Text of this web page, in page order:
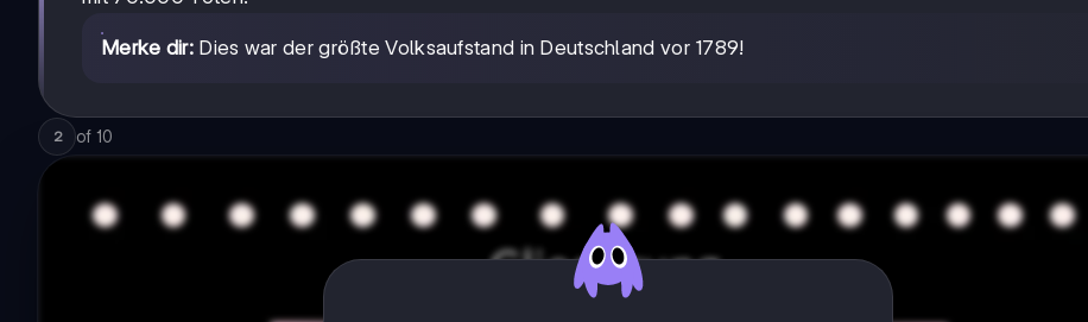
Merke dir: Dies war der größte Volksaufstand in Deutschland vor 1789!
2 of 10